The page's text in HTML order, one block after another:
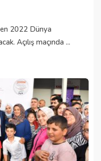
2022 Dünya
Açılış maçında ...